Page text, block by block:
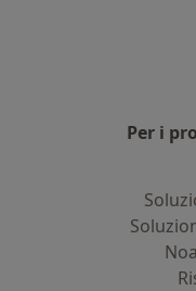
Per i